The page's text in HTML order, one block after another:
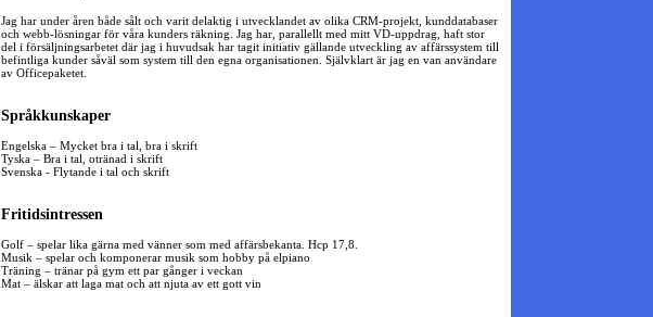
Jag har under åren både sålt och varit delaktig i utvecklandet av olika CRM-projekt, kunddatabaser
och webb-lösningar för våra kunders räkning. Jag har, parallellt med mitt VD-uppdrag, haft stor
del i försäljningsarbetet där jag i huvudsak har tagit initiativ gällande utveckling av affärssystem till
befintliga kunder såväl som system till den egna organisationen. Självklart är jag en van användare
av Officepaketet.
Språkkunskaper
Engelska – Mycket bra i tal, bra i skrift
Tyska – Bra i tal, otränad i skrift
Svenska - Flytande i tal och skrift
Fritidsintressen
Golf – spelar lika gärna med vänner som med affärsbekanta. Hcp 17,8.
Musik – spelar och komponerar musik som hobby på elpiano
Träning – tränar på gym ett par gånger i veckan
Mat – älskar att laga mat och att njuta av ett gott vin